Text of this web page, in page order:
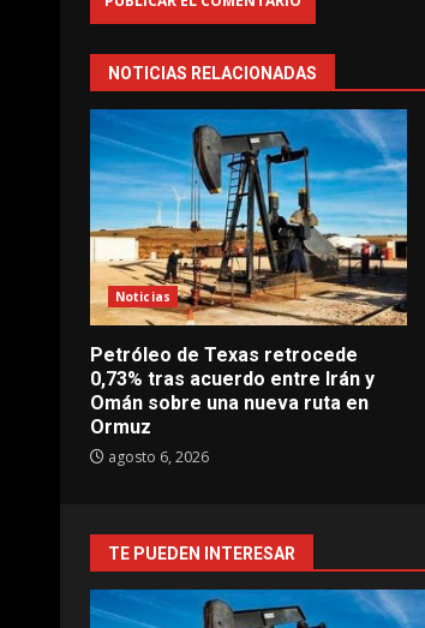
NOTICIAS RELACIONADAS
Noticias
Petróleo de Texas retrocede
0,73% tras acuerdo entre Irán y
Omán sobre una nueva ruta en
Ormuz
agosto 6, 2026
TE PUEDEN INTERESAR